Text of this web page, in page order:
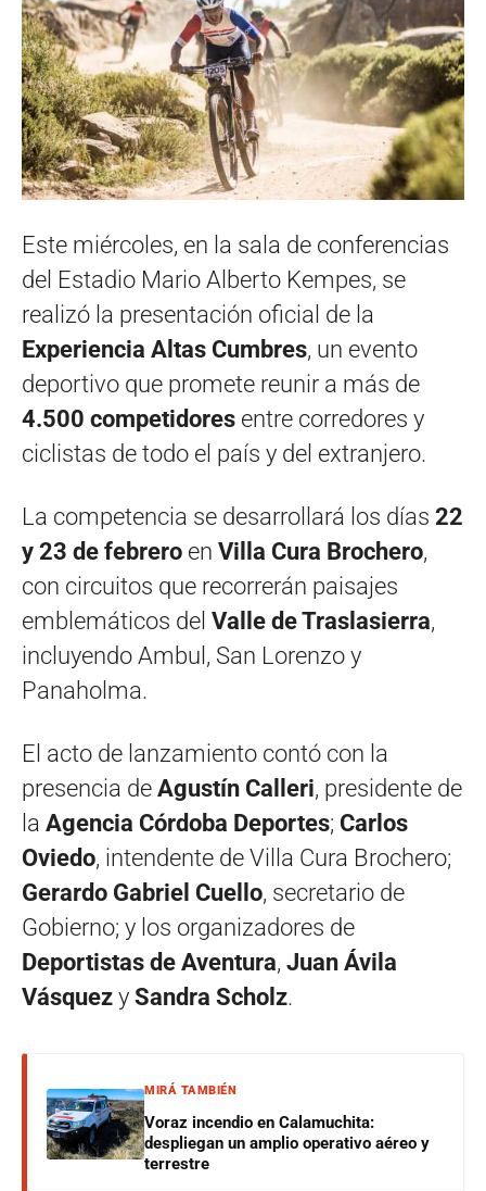
Este miércoles, en la sala de conferencias
del Estadio Mario Alberto Kempes, se
realizó la presentación oficial de la
Experiencia Altas Cumbres, un evento
deportivo que promete reunir a más de
4.500 competidores entre corredores y
ciclistas de todo el país y del extranjero.
La competencia se desarrollará los días 22
y 23 de febrero en Villa Cura Brochero,
con circuitos que recorrerán paisajes
emblemáticos del Valle de Traslasierra,
incluyendo Ambul, San Lorenzo y
Panaholma.
El acto de lanzamiento contó con la
presencia de Agustín Calleri, presidente de
la Agencia Córdoba Deportes; Carlos
Oviedo, intendente de Villa Cura Brochero;
Gerardo Gabriel Cuello, secretario de
Gobierno; y los organizadores de
Deportistas de Aventura, Juan Ávila
Vásquez y Sandra Scholz.
MIRÁ TAMBIÉN
Voraz incendio en Calamuchita:
despliegan un amplio operativo aéreo y
terrestre